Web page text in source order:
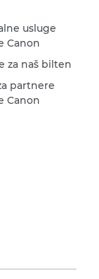
usluge
Canon
za naš bilten
partnere
Canon